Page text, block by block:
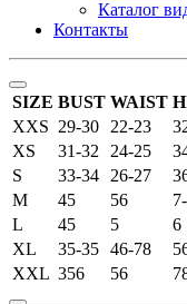
Каталог
Контакты
SIZE BUST WAIST
XXS 29-30 22-23
XS
31-32 24-25
S
33-34 26-27
M
45 56
L
45 5
6
XL
35-35 46-78
XXL 356 56